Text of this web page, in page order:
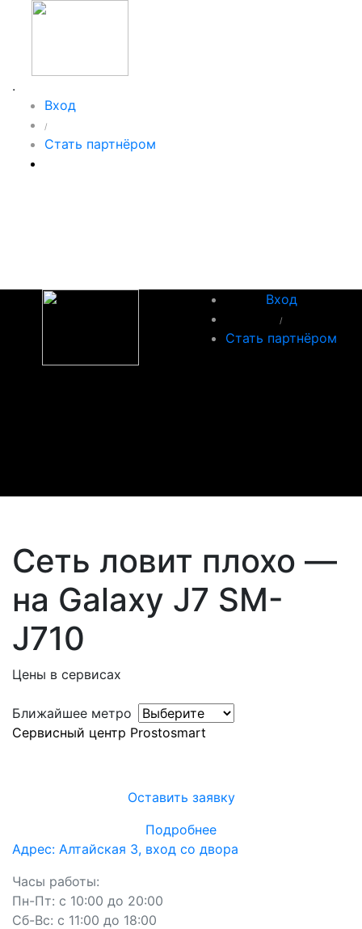
.
Вход
/
Стать партнёром
Вход
/
Стать партнёром
Сеть ловит плохо —
на Galaxy J7 SM-
J710
Цены в сервисах
Ближайшее метро
Сервисный центр Prostosmart
Оставить заявку
Подробнее
Адрес: Алтайская 3, вход со двора
Часы работы:
Пн-Пт: с 10:00 до 20:00
Сб-Вс: с 11:00 до 18:00